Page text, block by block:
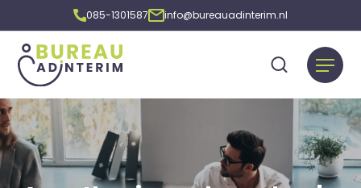
085-1301587 info@bureauadinterim.nl